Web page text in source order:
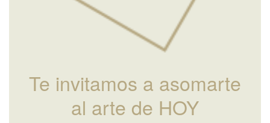
Te invitamos a asomarte
al arte de HOY